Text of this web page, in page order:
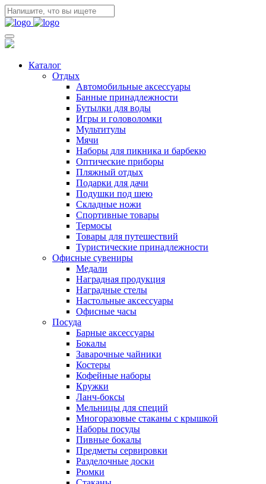
Каталог
Отдых
Автомобильные аксессуары
Банные принадлежности
Бутылки для воды
Игры и головоломки
Мультитулы
Мячи
Наборы для пикника и барбекю
Оптические приборы
Пляжный отдых
Подарки для дачи
Подушки под шею
Складные ножи
Спортивные товары
Термосы
Товары для путешествий
Туристические принадлежности
Офисные сувениры
Медали
Наградная продукция
Наградные стелы
Настольные аксессуары
Офисные часы
Посуда
Барные аксессуары
Бокалы
Заварочные чайники
Костеры
Кофейные наборы
Кружки
Ланч-боксы
Мельницы для специй
Многоразовые стаканы с крышкой
Наборы посуды
Пивные бокалы
Предметы сервировки
Разделочные доски
Рюмки